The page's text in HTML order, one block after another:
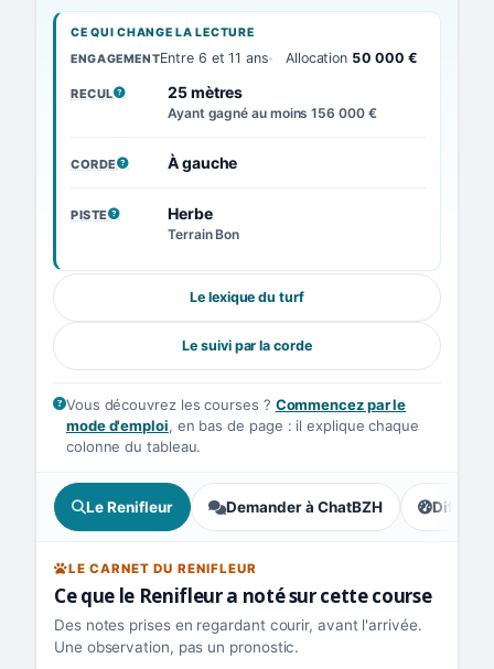
CE QUI CHANGE LA LECTURE
ENGAGEMENTEntre 6 et 11 ans Allocation 50 000 €
RECUL
, VOIR LA DÉFINITION25 mètres
Ayant gagné au moins 156 000 €
CORDE
, VOIR LA DÉFINITION
À gauche
PISTE
, VOIR LA DÉFINITION
Herbe
Terrain Bon
Le lexique du turf
Le suivi par la corde
Vous découvrez les courses ? Commencez par le
mode d'emploi, en bas de page : il explique chaque
colonne du tableau.
Le Renifleur Demander à ChatBZH ,
LE CARNET DU RENIFLEUR
Ce que le Renifleur a noté sur cette course
Des notes prises en regardant courir, avant l'arrivée.
Une observation, pas un pronostic.